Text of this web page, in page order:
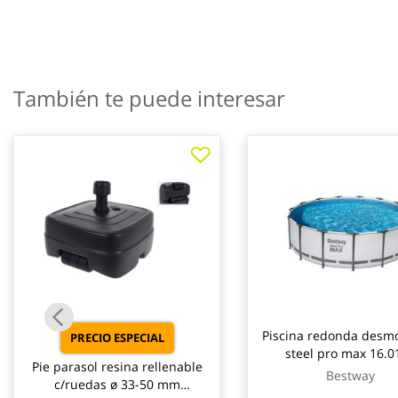
También te puede interesar
PRECIO ESPECIAL
Pie parasol resina rellenable
c/ruedas ø 33-50 mm
Piscina redonda
steel pro max
depuradora cartucho
ø457x122cm
Bestway